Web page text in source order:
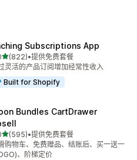
Subscriptions App
星（满分 5 星）
(822)
822 条评论
•提供免费套餐
灵活的产品订阅增加经常性收入
Built for Shopify
Bundles CartDrawer
星（满分 5 星）
(595)
595 条评论
•提供免费套餐
购物车、免费赠品、结账后、买一送一
、阶梯定价